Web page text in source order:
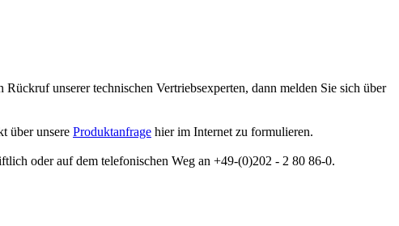
unserer technischen Vertriebsexperten, dann melden Sie sich über
über unsere Produktanfrage hier im Internet zu formulieren.
oder auf dem telefonischen Weg an +49-(0)202 - 2 80 86-0.